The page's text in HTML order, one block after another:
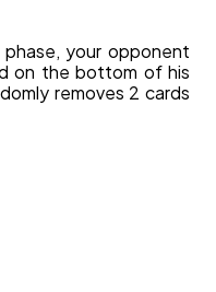
your opponent
on the bottom of his
removes 2 cards